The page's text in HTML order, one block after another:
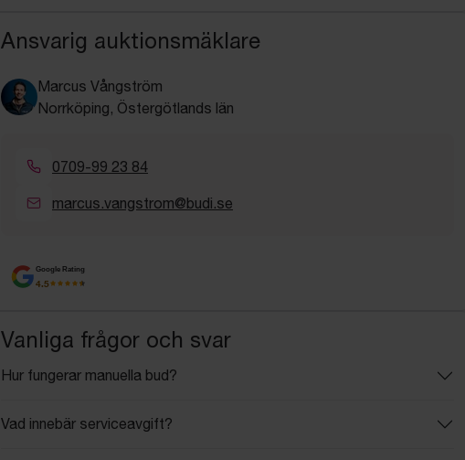
Ansvarig auktionsmäklare
Marcus Vångström
Norrköping, Östergötlands län
0709-99 23 84
marcus.vangstrom@budi.se
Google Rating
4.5
Vanliga frågor och svar
Hur fungerar manuella bud?
Vad innebär serviceavgift?